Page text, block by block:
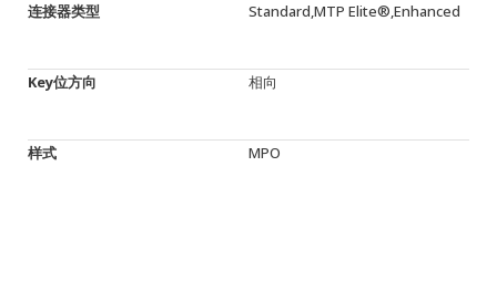
连接器类型 Standard,MTP Elite®,Enhanced
Key位方向 相向
样式 MPO